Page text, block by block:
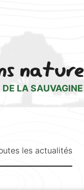
LA
les actualités